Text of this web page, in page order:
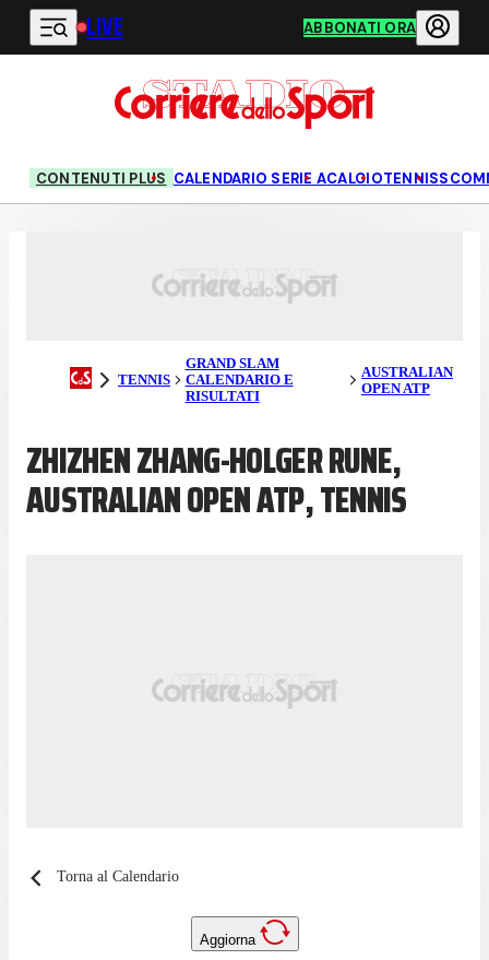
Vai al contenuto principale
LIVE ABBONATI ORA
CONTENUTI PLUS CALENDARIO SERIE ACALCIOTENNIS
TENNIS
GRAND SLAM
CALENDARIO E
RISULTATI
AUSTRALIAN
OPEN ATP
ZHIZHEN ZHANG-HOLGER RUNE,
AUSTRALIAN OPEN ATP, TENNIS
Torna al Calendario
Aggiorna